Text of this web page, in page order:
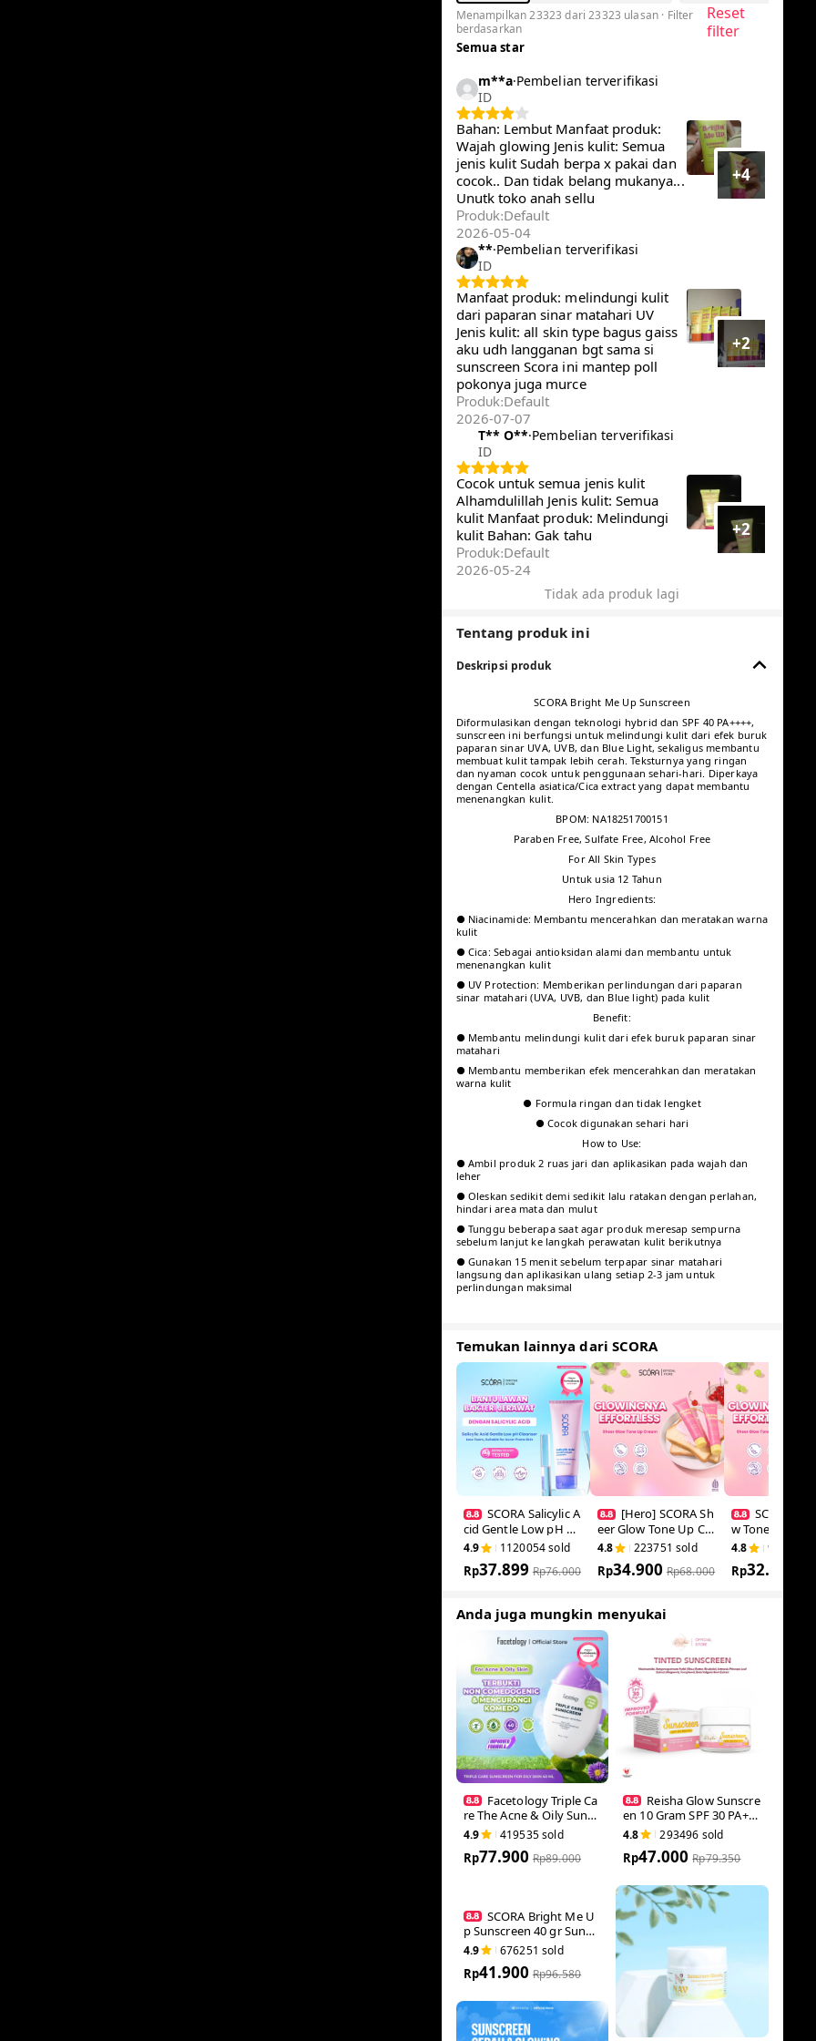
Menampilkan 23323 dari 23323 ulasan · Filter
berdasarkan
Reset
filter
Semua star
m**a·Pembelian terverifikasi
ID
Bahan: Lembut Manfaat produk:
Wajah glowing Jenis kulit: Semua
jenis kulit Sudah berpa x pakai dan
cocok.. Dan tidak belang
mukanya... Unutk toko anah sellu
+4
Produk:Default
2026-05-04
**·Pembelian terverifikasi
ID
Manfaat produk: melindungi kulit
dari paparan sinar matahari UV
Jenis kulit: all skin type bagus gaiss
aku udh langganan bgt sama si
sunscreen Scora ini mantep poll
pokonya juga murce
+2
Produk:Default
2026-07-07
T** O**️·Pembelian terverifikasi
ID
Cocok untuk semua jenis kulit
Alhamdulillah Jenis kulit: Semua
kulit Manfaat produk: Melindungi
kulit Bahan: Gak tahu
+2
Produk:Default
2026-05-24
Tidak ada produk lagi
Tentang produk ini
Deskripsi produk
SCORA Bright Me Up Sunscreen
Diformulasikan dengan teknologi hybrid dan SPF 40 PA++++,
sunscreen ini berfungsi untuk melindungi kulit dari efek buruk
paparan sinar UVA, UVB, dan Blue Light, sekaligus membantu
membuat kulit tampak lebih cerah. Teksturnya yang ringan dan
nyaman cocok untuk penggunaan sehari-hari. Diperkaya
dengan Centella asiatica/Cica extract yang dapat membantu
menenangkan kulit.
BPOM: NA18251700151
Paraben Free, Sulfate Free, Alcohol Free
For All Skin Types
Untuk usia 12 Tahun
Hero Ingredients:
● Niacinamide: Membantu mencerahkan dan meratakan
warna kulit
● Cica: Sebagai antioksidan alami dan membantu untuk
menenangkan kulit
● UV Protection: Memberikan perlindungan dari paparan sinar
matahari (UVA, UVB, dan Blue light) pada kulit
Benefit:
● Membantu melindungi kulit dari efek buruk paparan sinar
matahari
● Membantu memberikan efek mencerahkan dan meratakan
warna kulit
● Formula ringan dan tidak lengket
● Cocok digunakan sehari hari
How to Use:
● Ambil produk 2 ruas jari dan aplikasikan pada wajah dan
leher
● Oleskan sedikit demi sedikit lalu ratakan dengan perlahan,
hindari area mata dan mulut
● Tunggu beberapa saat agar produk meresap sempurna
sebelum lanjut ke langkah perawatan kulit berikutnya
● Gunakan 15 menit sebelum terpapar sinar matahari
langsung dan aplikasikan ulang setiap 2-3 jam untuk
perlindungan maksimal
Temukan lainnya dari SCORA
SCORA Salicylic
Acid Gentle Low pH
Cleanser Sabun Cuci
Muka Oily Acne Pron
e Skin Friendly
4.9 1120054sold
Rp37.899
[Hero] SCORA S
heer Glow Tone Up
Cream 30 Gr Tone U
p Viral Mencerahkan
Secara Natural
4.8 223751sold
Rp34.900
SCORA
low Tone Up
30 Gr Tone Up
Mencerahkan
a Natural
4.8
Rp32.899
Anda juga mungkin menyukai
Facetology Triple C
are The Acne & Oily Su
s
4.9 419535 sold
Reisha Glow Sunsc
reen 10 Gram SPF 30 P
Sunscreen IMPROVED F
reen Glowing Mencera
hkan Sunscreen Sunblo
ck BB cream | Sunscree
n Anti Kusam
4.8 293496 sold